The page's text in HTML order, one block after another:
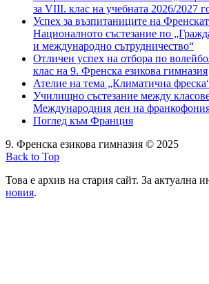
за VIII. клас на учебната 2026/2027
Успех за възпитаниците на
Националното състезание по
и международно сътрудничество“
Отличен успех на отбора по
клас на 9. Френска езикова гимназия
Ателие на тема „Климатична
Училищно състезание между
Международния ден на
Поглед към Франция
9. Френска езикова гимназия © 2025
Back to Top
Това е архив на стария сайт. За актуална
новия.